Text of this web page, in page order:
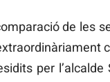
de les
per